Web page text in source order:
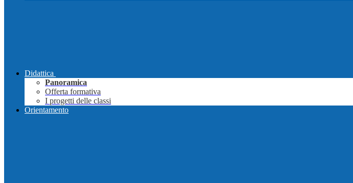
Didattica
Panoramica
Offerta formativa
I progetti delle classi
Orientamento